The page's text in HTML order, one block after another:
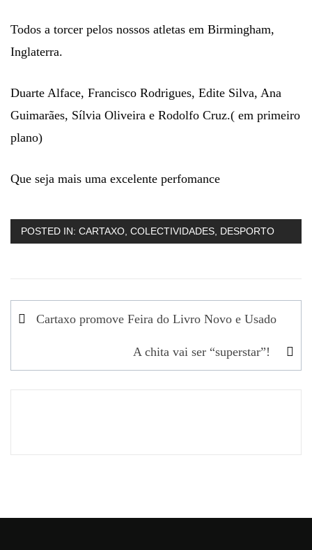
Todos a torcer pelos nossos atletas em Birmingham,
Inglaterra.
Duarte Alface, Francisco Rodrigues, Edite Silva, Ana
Guimarães, Sílvia Oliveira e Rodolfo Cruz.( em primeiro
plano)
Que seja mais uma excelente perfomance
POSTED IN: CARTAXO COLECTIVIDADES DESPORTO
Navegação
Cartaxo promove Feira do Livro Novo e Usado
A chita vai ser “superstar”!